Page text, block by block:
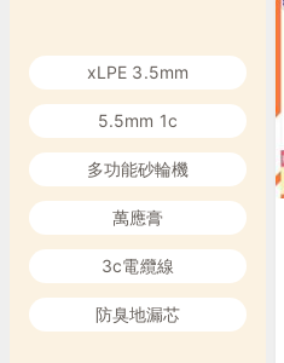
xLPE 3.5mm
5.5mm 1c
多功能砂輪機
萬應膏
3c電纜線
防臭地漏芯